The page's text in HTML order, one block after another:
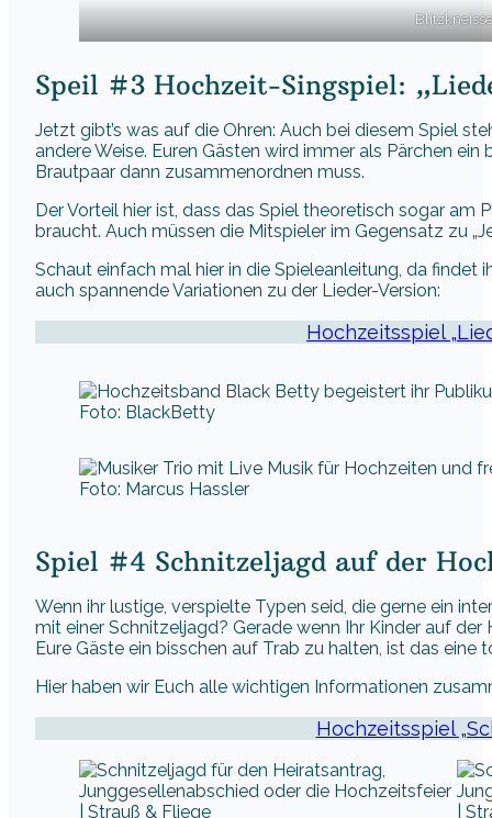
Speil #3 Hochzeit-Singspiel:
Jetzt gibt’s was auf die Ohren: Auch bei diesem Spiel
andere Weise. Euren Gästen wird immer als Pärchen
Brautpaar dann zusammenordnen muss.
Der Vorteil hier ist, dass das Spiel theoretisch sogar
braucht. Auch müssen die Mitspieler im Gegensatz zu
Schaut einfach mal hier in die Spieleanleitung, da findet
auch spannende Variationen zu der Lieder-Version:
Hochzeitsspiel
Foto: BlackBetty
Foto: Marcus Hassler
Spiel #4 Schnitzeljagd auf der
Wenn ihr lustige, verspielte Typen seid, die gerne ein
mit einer Schnitzeljagd? Gerade wenn Ihr Kinder auf
Eure Gäste ein bisschen auf Trab zu halten, ist das eine
Hier haben wir Euch alle wichtigen Informationen
Hochzeitsspiel